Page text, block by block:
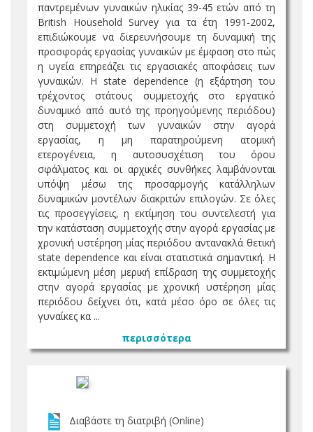
παντρεμένων γυναικών ηλικίας 39-45 ετών από τη
British Household Survey για τα έτη 1991-2002,
επιδιώκουμε να διερευνήσουμε τη δυναμική της
προσφοράς εργασίας γυναικών με έμφαση στο πώς
η υγεία επηρεάζει τις εργασιακές αποφάσεις των
γυναικών. Η state dependence (η εξάρτηση του
τρέχοντος στάτους συμμετοχής στο εργατικό
δυναμικό από αυτό της προηγούμενης περιόδου)
στη συμμετοχή των γυναικών στην αγορά
εργασίας, η μη παρατηρούμενη ατομική
ετερογένεια, η αυτοσυσχέτιση του όρου
σφάλματος και οι αρχικές συνθήκες λαμβάνονται
υπόψη μέσω της προσαρμογής κατάλληλων
δυναμικών μοντέλων διακριτών επιλογών. Σε όλες
τις προσεγγίσεις, η εκτίμηση του συντελεστή για
την κατάσταση συμμετοχής στην αγορά εργασίας με
χρονική υστέρηση μίας περιόδου αντανακλά θετική
state dependence και είναι στατιστικά σημαντική. Η
εκτιμώμενη μέση μερική επίδραση της συμμετοχής
στην αγορά εργασίας με χρονική υστέρηση μίας
περιόδου δείχνει ότι, κατά μέσο όρο σε όλες τις
γυναίκες κα ...
περισσότερα
Διαβάστε τη διατριβή (Online)